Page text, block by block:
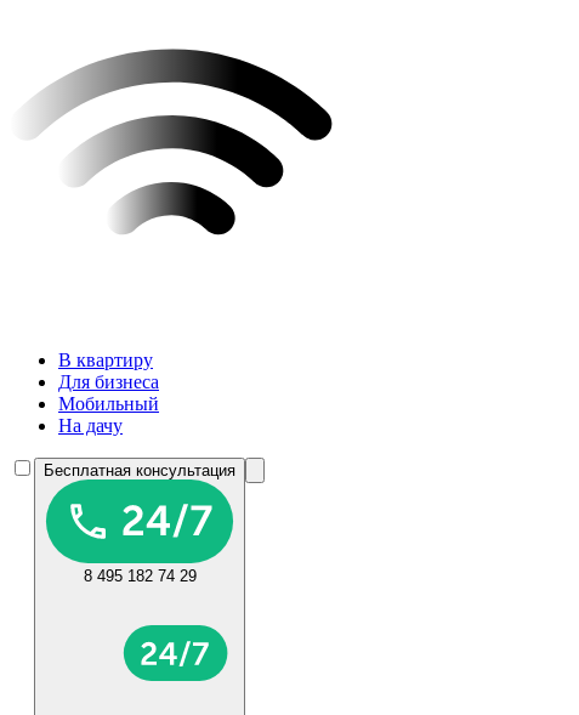
В квартиру
Для бизнеса
Мобильный
На дачу
Бесплатная консультация
8 495 182 74 29